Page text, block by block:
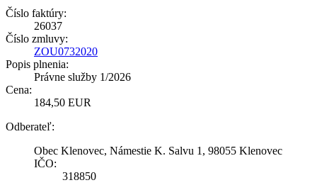
Číslo faktúry:
26037
Číslo zmluvy:
ZOU0732020
Popis plnenia:
Právne služby 1/2026
Cena:
184,50 EUR
Odberateľ:
Obec Klenovec, Námestie K. Salvu 1, 98055 Klenovec
IČO:
318850